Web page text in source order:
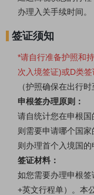
办理入关手续时间。
签证须知
*请自行准备护照和
次入境签证)或D类签
（护照确保在出行时
申根签办理原则：
请自统计您在申根国
则需要申请哪个国
则办理首个入境国的
签证材料：
如您需要办理申根
+英文行程单）。本